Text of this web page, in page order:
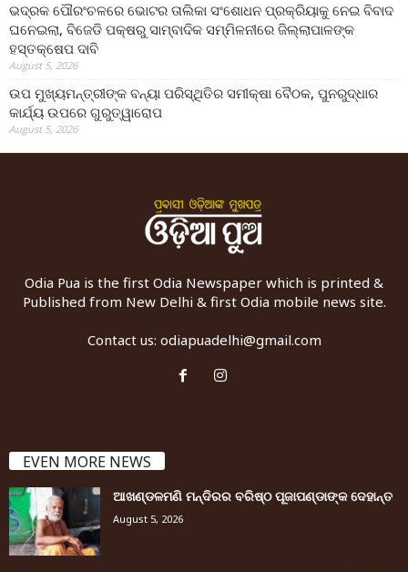
ଭଦ୍ରକ ପୌରଂଚଳରେ ଭୋଟର ତାଲିକା ସଂଶୋଧନ ପ୍ରକ୍ରିୟାକୁ ନେଇ ବିବାଦ
ଘନେଇଲା, ବିଜେଡି ପକ୍ଷରୁ ସାମ୍ବାଦିକ ସମ୍ମିଳନୀରେ ଜିଲ୍ଲାପାଳଙ୍କ
ହସ୍ତକ୍ଷେପ ଦାବି
August 5, 2026
ଉପ ମୁଖ୍ୟମନ୍ତ୍ରୀଙ୍କ ବନ୍ୟା ପରିସ୍ଥିତିର ସମୀକ୍ଷା ବୈଠକ, ପୁନରୁଦ୍ଧାର
କାର୍ଯ୍ୟ ଉପରେ ଗୁରୁତ୍ୱାରୋପ
August 5, 2026
Odia Pua is the first Odia Newspaper which is printed &
Published from New Delhi & first Odia mobile news site.
Contact us: odiapuadelhi@gmail.com
EVEN MORE NEWS
ଆଖଣ୍ଡଳମଣି ମନ୍ଦିରର ବରିଷ୍ଠ ପୂଜାପଣ୍ଡାଙ୍କ ଦେହାନ୍ତ
August 5, 2026